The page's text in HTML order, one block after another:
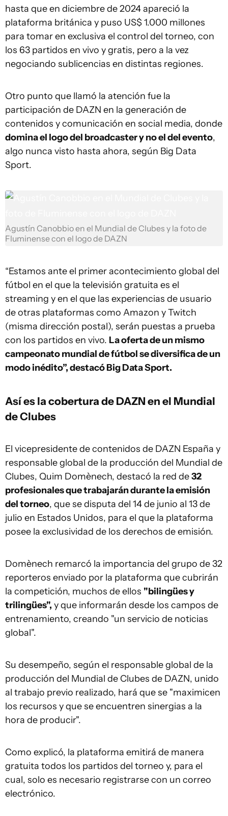
hasta que en diciembre de 2024 apareció la
plataforma británica y puso US$ 1.000 millones
para tomar en exclusiva el control del torneo, con
los 63 partidos en vivo y gratis, pero a la vez
negociando sublicencias en distintas regiones.
Otro punto que llamó la atención fue la
participación de DAZN en la generación de
contenidos y comunicación en social media, donde
domina el logo del broadcaster y no el del evento,
algo nunca visto hasta ahora, según Big Data
Sport.
Agustín Canobbio en el Mundial de Clubes y la foto de
Fluminense con el logo de DAZN
“Estamos ante el primer acontecimiento global del
fútbol en el que la televisión gratuita es el
streaming y en el que las experiencias de usuario
de otras plataformas como Amazon y Twitch
(misma dirección postal), serán puestas a prueba
con los partidos en vivo. La oferta de un mismo
campeonato mundial de fútbol se diversifica de un
modo inédito”, destacó Big Data Sport.
Así es la cobertura de DAZN en el Mundial
de Clubes
El vicepresidente de contenidos de DAZN España y
responsable global de la producción del Mundial de
Clubes, Quim Domènech, destacó la red de32
profesionales que trabajarán durante la emisión
del torneo, que se disputa del 14 de junio al 13 de
julio en Estados Unidos, para el que la plataforma
posee la exclusividad de los derechos de emisión.
Domènech remarcó la importancia del grupo de 32
reporteros enviado por la plataforma que cubrirán
la competición, muchos de ellos "bilingües y
trilingües", y que informarán desde los campos de
entrenamiento, creando "un servicio de noticias
global".
Su desempeño, según el responsable global de la
producción del Mundial de Clubes de DAZN, unido
al trabajo previo realizado, hará que se "maximicen
los recursos y que se encuentren sinergias a la
hora de producir".
Como explicó, la plataforma emitirá de manera
gratuita todos los partidos del torneo y, para el
cual, solo es necesario registrarse con un correo
electrónico.